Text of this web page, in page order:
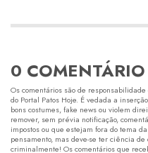
0 COMENTÁRIO
Os comentários são de
do Portal Patos Hoje. É vedada a
bons costumes, fake news ou violem
remover, sem prévia notificação,
impostos ou que estejam fora do tema
pensamento, mas deve-se ter ciência
criminalmente! Os comentários que